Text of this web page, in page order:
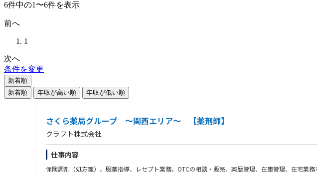
6件中の1〜6件を表示
前へ
1
次へ
条件を変更
新着順
新着順
年収が高い順 年収が低い順
さくら薬局グループ ～関西エリア～ 【薬剤師】
クラフト株式会社
仕事内容
保険調剤（処方箋）、服薬指導、レセプト業務、OTCの相談・販売、薬歴管理、在庫管理、在宅業務